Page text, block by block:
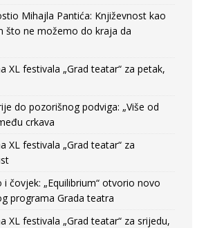
Mihajla Pantića: Književnost kao
što ne možemo do kraja da
XL festivala „Grad teatar“ za petak,
do pozorišnog podviga: „Više od
crkava
XL festivala „Grad teatar“ za
i čovjek: „Equilibrium“ otvorio novo
programa Grada teatra
XL festivala „Grad teatar“ za srijedu,